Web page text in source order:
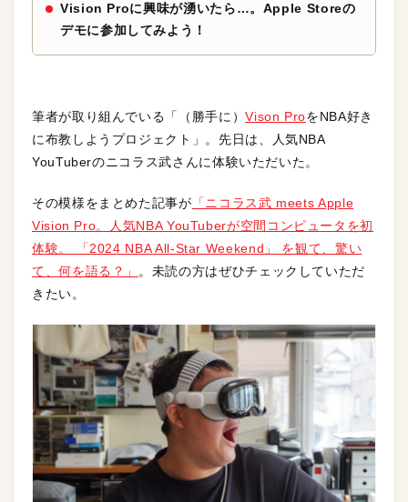
Vision Proに興味が湧いたら…。Apple Storeの
デモに参加してみよう！
筆者が取り組んでいる「（勝手に）Vison ProをNBA好き
に布教しようプロジェクト」。先日は、人気NBA
YouTuberのニコラス武さんに体験いただいた。
その模様をまとめた記事が 「ニコラス武 meets Apple
Vision Pro。人気NBA YouTuberが空間コンピュータを初
体験。 「2024 NBA All-Star Weekend」 を観て、驚い
て、何を語る？」
。未読の方はぜひチェックしていただ
きたい。